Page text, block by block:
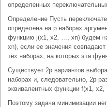
определенных
Определение Пусть
определена на p наборах
функцию j(x1, x2, …, xn) будем
xn), если ее значения
тех наборах, на которых эта
Существует 2p вариантов
наборах и, следовательно, 2р
эквивалентных функции f(x1,
Поэтому задача минимизации